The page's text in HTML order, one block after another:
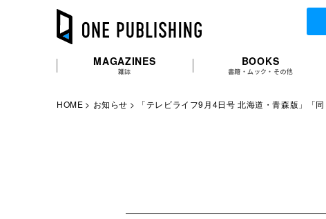
MAGAZINES
雑誌
BOOKS
書籍・ムック・その他
HOME お知らせ 「テレビライフ9月4日号 北海道・青森版」